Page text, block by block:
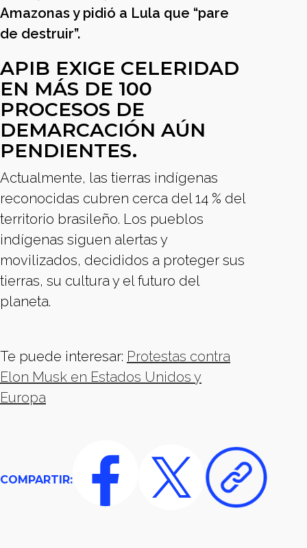
Amazonas y pidió a Lula que “pare
de destruir”.
APIB EXIGE CELERIDAD
EN MÁS DE 100
PROCESOS DE
DEMARCACIÓN AÚN
PENDIENTES.
Actualmente, las tierras indígenas
reconocidas cubren cerca del 14 % del
territorio brasileño. Los pueblos
indígenas siguen alertas y
movilizados, decididos a proteger sus
tierras, su cultura y el futuro del
planeta.
Te puede interesar: Protestas contra
Elon Musk en Estados Unidos y
Europa
COMPARTIR: